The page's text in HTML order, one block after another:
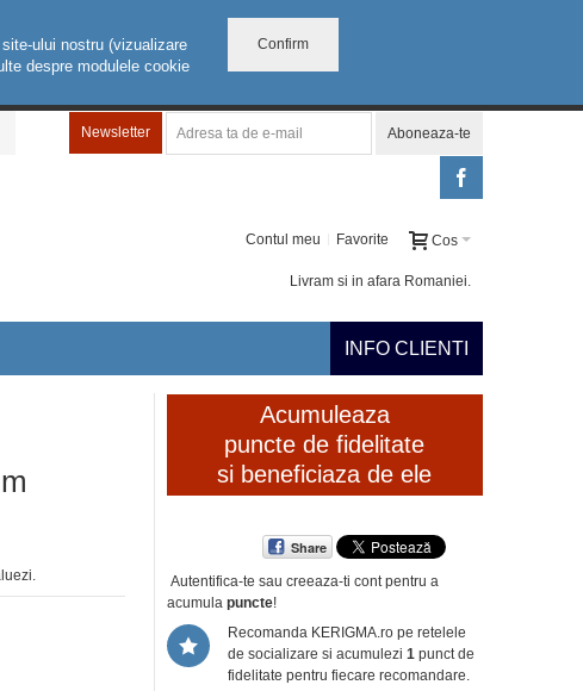
ului nostru (vizualizare
despre modulele cookie
Confirm
Newsletter Aboneaza-te
Cos
Contul meu Favorite
Livram si in afara Romaniei.
INFO CLIENTI
Acumuleaza
puncte de fidelitate
si beneficiaza de ele
Share
Autentifica-te sau creeaza-ti contpentru a
acumula puncte!
Recomanda KERIGMA.ro pe retelele
de socializare si acumulezi 1 punct de
fidelitate pentru fiecare recomandare.